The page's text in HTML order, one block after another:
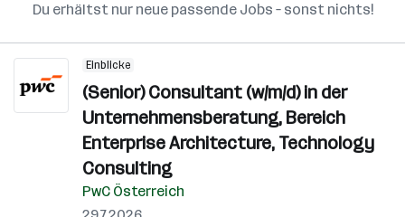
Du erhältst nur neue passende Jobs – sonst nichts!
Einblicke
(Senior) Consultant (w/m/d) in der
Unternehmensberatung, Bereich
Enterprise Architecture, Technology
Consulting
PwC Österreich